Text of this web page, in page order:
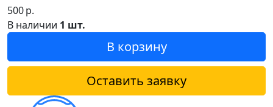
500р.
В наличии 1 шт.
В корзину
Оставить заявку